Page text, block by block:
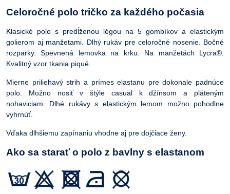
Celoročné polo tričko za každého počasia
Klasické polo s predĺženou légou na 5 gombíkov a elastickým
golierom aj manžetami. Dlhý rukáv pre celoročné nosenie. Bočné
rozparky. Spevnená lemovka na krku. Na manžetách Lycra®.
Kvalitný vzor tkania piqué.
Mierne priliehavý strih a prímes elastanu pre dokonale padnúce
polo. Možno nosiť v štýle casual k džínsom a pláteným
nohaviciam. Dlhé rukávy s elastickým lemom možno pohodlne
vyhrnúť.
Vďaka dlhšiemu zapínaniu vhodne aj pre dojčiace ženy.
Ako sa starať o polo z bavlny s elastanom